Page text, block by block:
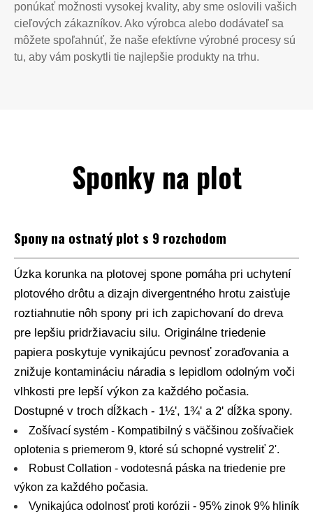
ponúkať možnosti vysokej kvality, aby sme oslovili vašich
cieľových zákazníkov. Ako výrobca alebo dodávateľ sa
môžete spoľahnúť, že naše efektívne výrobné procesy sú
tu, aby vám poskytli tie najlepšie produkty na trhu.
Sponky na plot
Spony na ostnatý plot s 9 rozchodom
Úzka korunka na plotovej spone pomáha pri uchytení
plotového drôtu a dizajn divergentného hrotu zaisťuje
roztiahnutie nôh spony pri ich zapichovaní do dreva
pre lepšiu pridržiavaciu silu. Originálne triedenie
papiera poskytuje vynikajúcu pevnosť zoraďovania a
znižuje kontamináciu náradia s lepidlom odolným voči
vlhkosti pre lepší výkon za každého počasia.
Dostupné v troch dĺžkach - 1½', 1¾' a 2' dĺžka spony.
Zošívací systém - Kompatibilný s väčšinou zošívačiek
oplotenia s priemerom 9, ktoré sú schopné vystreliť 2'.
Robust Collation - vodotesná páska na triedenie pre
výkon za každého počasia.
Vynikajúca odolnosť proti korózii - 95% zinok 9% hliník